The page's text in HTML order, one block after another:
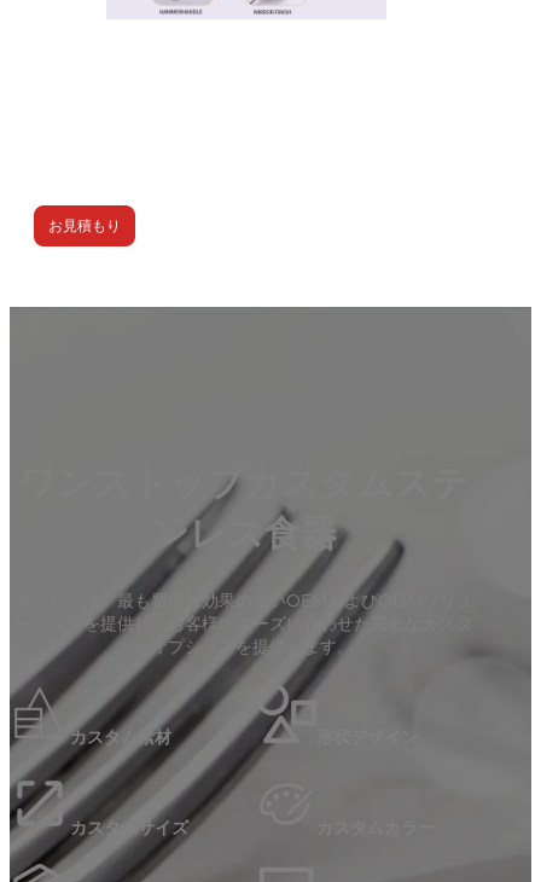
お見積もり
ワンストップカスタムステ
ンレス食器
マカレンは、最も費用対効果の高いOEMおよびODMソリュ
ーションを提供し、お客様のニーズに合わせた完全なカスタ
ムオプションを提供します。
カスタム素材
カスタムサイズ